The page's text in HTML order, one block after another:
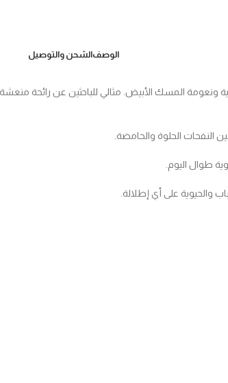
الوصفالشحن والتوصيل
ونعومة المسك الأبيض. مثالي للباحثين عن رائحة
النفحات الحلوة والحامضة.
طوال اليوم.
والحيوية على أي إطلالة.